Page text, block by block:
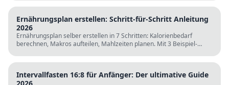
Ernährungsplan erstellen: Schritt-für-Schritt Anleitung
2026
Ernährungsplan selber erstellen in 7 Schritten: Kalorienbedarf
berechnen, Makros aufteilen, Mahlzeiten planen. Mit 3 Beispiel-
Intervallfasten 16:8 für Anfänger: Der ultimative Guide